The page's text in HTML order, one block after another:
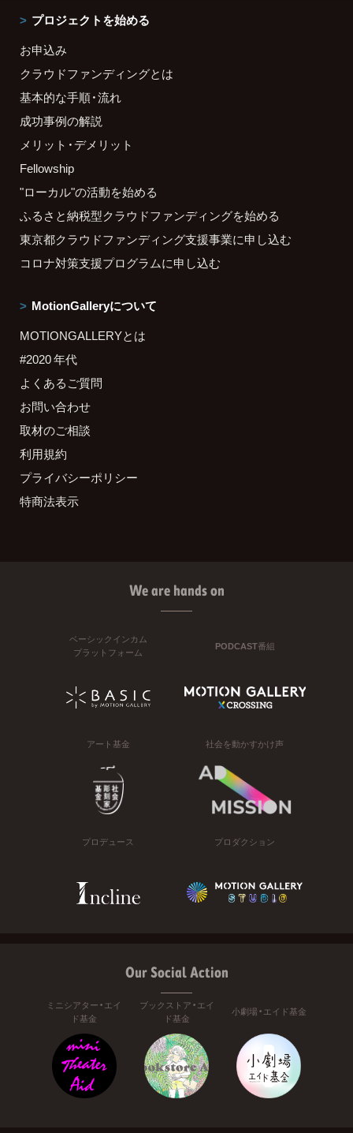
プロジェクトを始める
お申込み
クラウドファンディングとは
基本的な手順・流れ
成功事例の解説
メリット・デメリット
Fellowship
"ローカル"の活動を始める
ふるさと納税型クラウドファンディングを始める
東京都クラウドファンディング支援事業に申し込む
コロナ対策支援プログラムに申し込む
MotionGalleryについて
MOTIONGALLERYとは
#2020 年代
よくあるご質問
お問い合わせ
取材のご相談
利用規約
プライバシーポリシー
特商法表示
We are hands on
ベーシックインカム
プラットフォーム
PODCAST番組
アート基金 社会を動かすかけ声
プロデュース プロダクション
Our Social Action
ミニシアター・エイ
ド基金
ブックストア・エイ
ド基金
小劇場・エイド基金